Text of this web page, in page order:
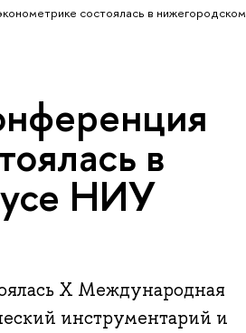
состоялась в нижегородском
в
НИУ
X Международная
инструментарий и